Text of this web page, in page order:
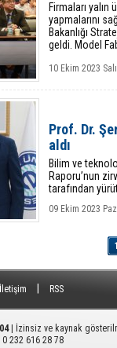
Firmaları
yapmalarını
Bakanlığı
geldi. Model
10 Ekim 2023
Prof. Dr.
aldı
Bilim ve
Raporu’nun
tarafından
09 Ekim 2023
1
İletişim RSS
| İzinsiz ve kaynak
232 616 28 78